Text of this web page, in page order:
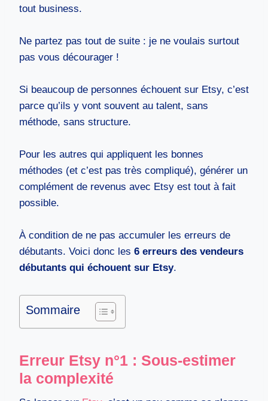
tout business.
Ne partez pas tout de suite : je ne voulais surtout
pas vous décourager !
Si beaucoup de personnes échouent sur Etsy, c’est
parce qu’ils y vont souvent au talent, sans
méthode, sans structure.
Pour les autres qui appliquent les bonnes
méthodes (et c’est pas très compliqué), générer un
complément de revenus avec Etsy est tout à fait
possible.
À condition de ne pas accumuler les erreurs de
débutants. Voici donc les 6 erreurs des vendeurs
débutants qui échouent sur Etsy.
Sommaire
Erreur Etsy n°1 : Sous-estimer
la complexité